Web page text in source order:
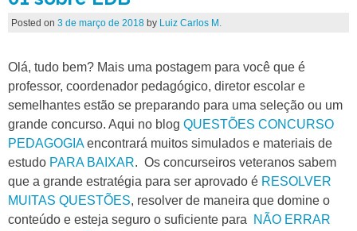
Posted on 3 de março de 2018by Luiz Carlos M.
Olá, tudo bem? Mais uma postagem para você que é
professor, coordenador pedagógico, diretor escolar e
semelhantes estão se preparando para uma seleção ou um
grande concurso. Aqui no blog QUESTÕES CONCURSO
PEDAGOGIAencontrará muitos simulados e materiais de
estudo PARA BAIXAR. Os concurseiros veteranos sabem
que a grande estratégia para ser aprovado é RESOLVER
MUITAS QUESTÕES, resolver de maneira que domine o
conteúdo e esteja seguro o suficiente para
NÃO ERRAR